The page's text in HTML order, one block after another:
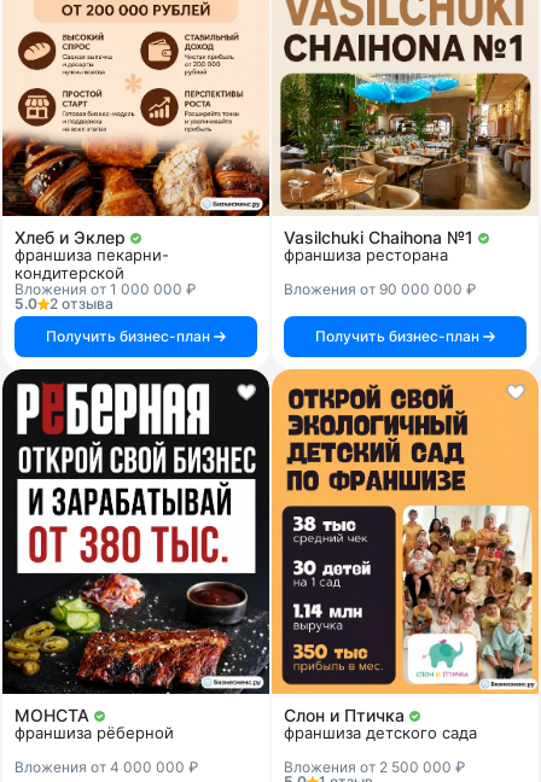
Хлеб и Эклер
франшиза пекарни-
кондитерской
Вложения от 1 000 000 ₽
5.0
2 отзыва
Получить бизнес-план
Vasilchuki Chaihona №1
франшиза ресторана
Вложения от 90 000 000 ₽
Получить бизнес-план
МОНСТА
франшиза рёберной
Вложения от 4 000 000 ₽
Слон и Птичка
франшиза детского сада
Вложения от 2 500 000 ₽